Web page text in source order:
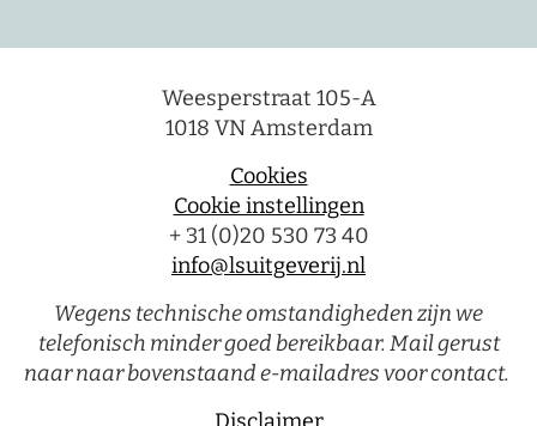
Weesperstraat 105-A
1018 VN Amsterdam
Cookies
Cookie instellingen
+ 31 (0)20 530 73 40
info@lsuitgeverij.nl
Wegens technische omstandigheden zijn we
telefonisch minder goed bereikbaar. Mail gerust
naar naar bovenstaand e-mailadres voor contact.